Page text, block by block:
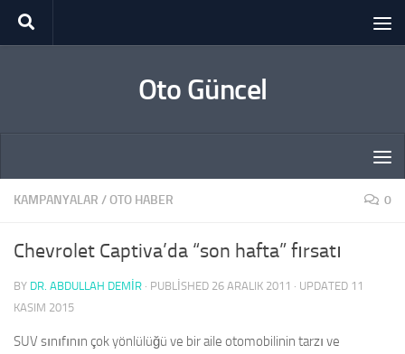
Skip to content
Oto Güncel
KAMPANYALAR /OTO HABER 0
Chevrolet Captiva’da “son hafta” fırsatı
BY DR. ABDULLAH DEMİR · PUBLISHED 26 ARALIK 2011 · UPDATED 11
KASIM 2015
SUV sınıfının çok yönlülüğü ve bir aile otomobilinin tarzı ve